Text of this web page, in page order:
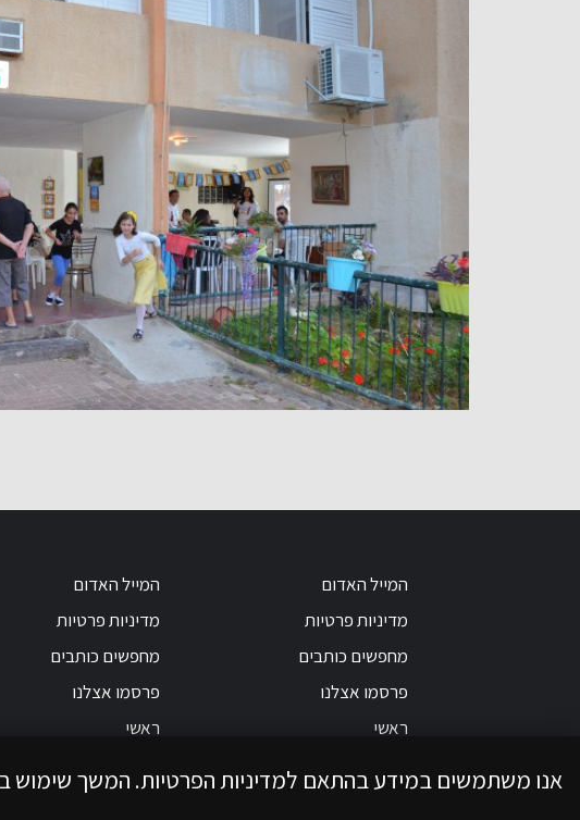
המייל האדום
מדיניות פרטיות
מחפשים כותבים
פרסמו אצלנו
ראשי
המייל האדום
מדיניות פרטיות
מחפשים כותבים
פרסמו אצלנו
ראשי
אנו משתמשים במידע בהתאם למדיניות הפרטיות. המשך שימוש